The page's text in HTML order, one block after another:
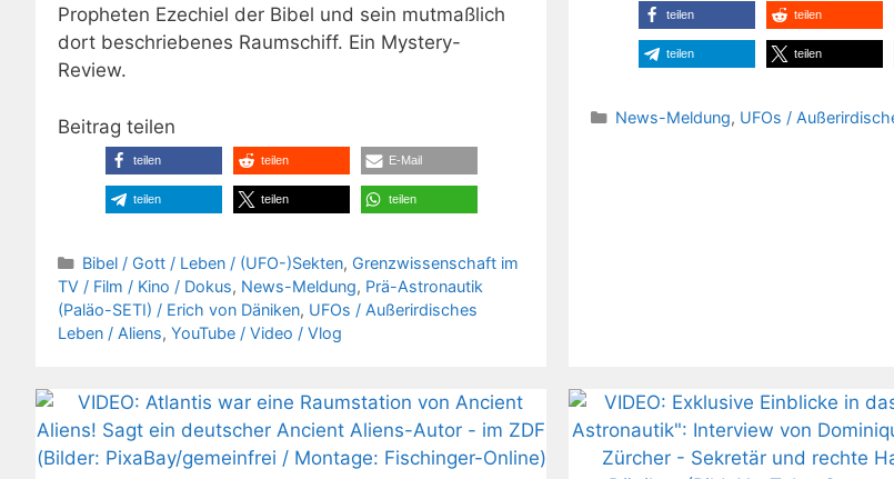
Propheten Ezechiel der Bibel und sein mutmaßlich
dort beschriebenes Raumschiff. Ein Mystery-
Review.
Beitrag teilen
teilen teilen E-Mail
teilen teilen teilen
Kategorien
Bibel / Gott / Leben / (UFO-)Sekten, Grenzwissenschaft im
TV / Film / Kino / Dokus, News-Meldung, Prä-Astronautik
(Paläo-SETI) / Erich von Däniken, UFOs / Außerirdisches
Leben / Aliens, YouTube / Video / Vlog
teilen teilen
teilen teilen
Kategorien
News-Meldung, UFOs /